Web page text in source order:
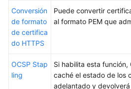
consultar
versión
en
What's
New
Conversión
de formato
de certifica
do HTTPS
Puede convertir
al formato PEM que
OCSP Stap
ling
Si habilita esta función,
caché el estado de los
adelantado y